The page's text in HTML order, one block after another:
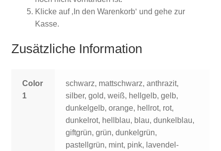
Klicke auf ‚In den Warenkorb‘ und gehe zur
Kasse.
Zusätzliche Information
Color
1
schwarz, mattschwarz, anthrazit,
silber, gold, weiß, hellgelb, gelb,
dunkelgelb, orange, hellrot, rot,
dunkelrot, hellblau, blau, dunkelblau,
giftgrün, grün, dunkelgrün,
pastellgrün, mint, pink, lavendel-